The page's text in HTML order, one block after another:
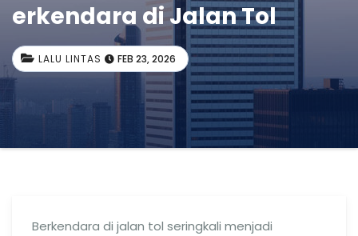
erkendara di Jalan Tol
LALU LINTAS FEB 23, 2026
Berkendara di jalan tol seringkali menjadi